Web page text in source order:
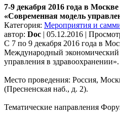
7-9 декабря 2016 года в
«Современная модель
Категория: Мероприятия и
автор: Doc | 05.12.2016 |
С 7 по 9 декабря 2016 года в
Международный
управления в здравоохранении».
Место проведения: Россия,
(Пресненская наб., д. 2).
Тематические направления